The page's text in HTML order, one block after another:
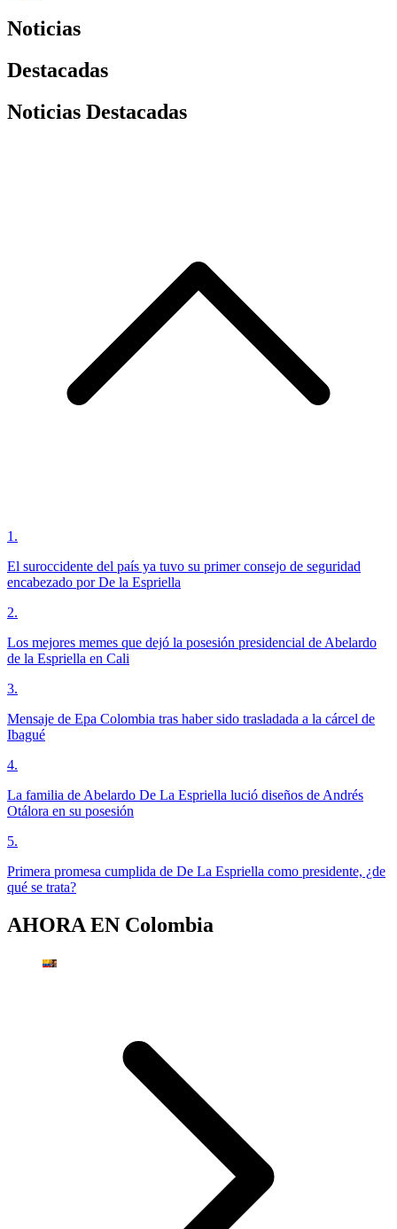
Noticias
Destacadas
Noticias Destacadas
1 .
El suroccidente del país ya tuvo su primer consejo de seguridad
encabezado por De la Espriella
2.
Los mejores memes que dejó la posesión presidencial de Abelardo
de la Espriella en Cali
3.
Mensaje de Epa Colombia tras haber sido trasladada a la cárcel de
Ibagué
4.
La familia de Abelardo De La Espriella lució diseños de Andrés
Otálora en su posesión
5.
Primera promesa cumplida de De La Espriella como presidente, ¿de
qué se trata?
AHORA EN Colombia